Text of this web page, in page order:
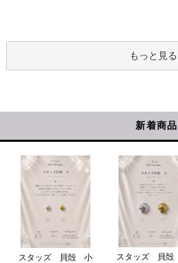
もっと見る
新着商品
スタッズ 貝殻 小
スタッズ 貝